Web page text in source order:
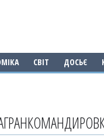
СВІТ ДОСЬЄ